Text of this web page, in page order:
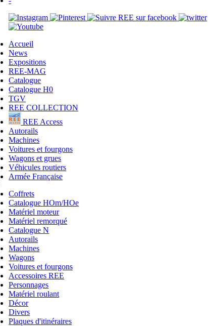
Accueil
News
Expositions
REE-MAG
Catalogue
Catalogue H0
TGV
REE COLLECTION
REE Access
Autorails
Machines
Voitures et fourgons
Wagons et grues
Véhicules routiers
Armée Française
Coffrets
Catalogue HOm/HOe
Matériel moteur
Matériel remorqué
Catalogue N
Autorails
Machines
Wagons
Voitures et fourgons
Accessoires REE
Personnages
Matériel roulant
Décor
Divers
Plaques d'itinéraires